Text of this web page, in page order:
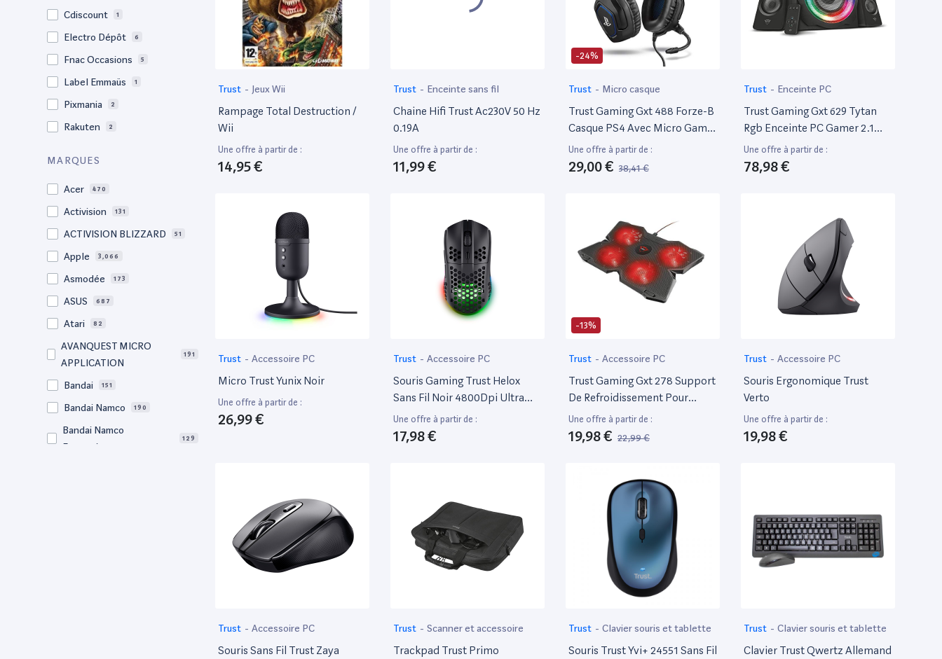
Cdiscount 1
Electro Dépôt 6
Fnac Occasions 5
Label Emmaüs 1
Pixmania 2
Rakuten 2
MARQUES
Acer 470
Activision 131
ACTIVISION BLIZZARD 51
Apple 3,066
Asmodée 173
ASUS 687
Atari 82
AVANQUEST MICRO
APPLICATION
191
Bandai 151
Bandai Namco 190
Bandai Namco
Entertainment
129
Trust - Jeux Wii
Rampage Total Destruction /
Wii
Une offre à partir de :
14,95 €
Trust - Enceinte sans fil
Chaine Hifi Trust Ac230V 50 Hz
0.19A
Une offre à partir de :
11,99 €
-24%
Trust - Micro casque
Trust Gaming Gxt 488 Forze-B
Casque PS4 Avec Micro Gamer
Pour Console PlayStation 4,
Slim Et Pro - Noir
Une offre à partir de :
29,00 € 38,41 €
Trust - Enceinte PC
Trust Gaming Gxt 629 Tytan
Rgb Enceinte PC Gamer 2.1
Avec Caisson De Basses, 120
W, Led Rgb, Télécommande
Sans Fil, Haut Parleur PC,
Une offre à partir de :
78,98 €
Trust - Accessoire PC
Micro Trust Yunix Noir
Une offre à partir de :
26,99 €
Trust - Accessoire PC
Souris Gaming Trust Helox
Sans Fil Noir 4800Dpi Ultra
Legère
Une offre à partir de :
17,98 €
-13%
Trust - Accessoire PC
Trust Gaming Gxt 278 Support
De Refroidissement Pour
Ordinateur Portable De 17.3
Pouces
Une offre à partir de :
19,98 € 22,99 €
Trust - Accessoire PC
Souris Ergonomique Trust
Verto
Une offre à partir de :
19,98 €
Trust - Accessoire PC
Souris Sans Fil Trust Zaya
Trust - Scanner et accessoire
Trackpad Trust Primo
Trust - Clavier souris et tablette
Souris Trust Yvi+ 24551 Sans Fil
Trust - Clavier souris et tablette
Clavier Trust Qwertz Allemand